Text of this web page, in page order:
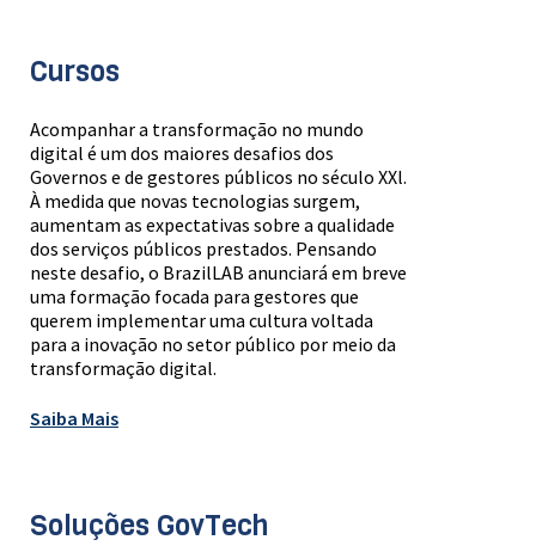
Cursos
Acompanhar a transformação no mundo
digital é um dos maiores desafios dos
Governos e de gestores públicos no século XXl.
À medida que novas tecnologias surgem,
aumentam as expectativas sobre a qualidade
dos serviços públicos prestados. Pensando
neste desafio, o BrazilLAB anunciará em breve
uma formação focada para gestores que
querem implementar uma cultura voltada
para a inovação no setor público por meio da
transformação digital.
Saiba Mais
Soluções GovTech